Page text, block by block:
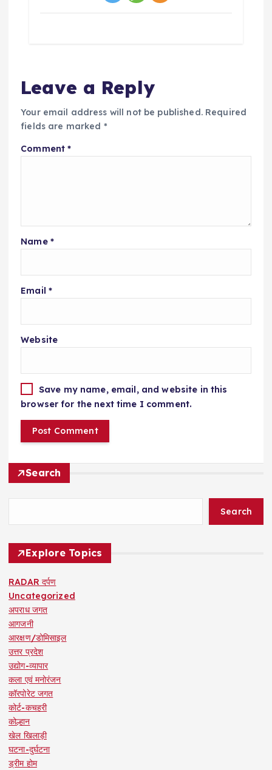
Leave a Reply
Your email address will not be published. Required
fields are marked *
Comment*
Name *
Email *
Website
Save my name, email, and website in this
browser for the next time I comment.
Search
Search
Explore Topics
RADAR दर्पण
Uncategorized
अपराध जगत
आगजनी
आरक्षण/डोमिसाइल
उत्तर प्रदेश
उद्योग-व्यापार
कला एवं मनोरंजन
कॉरपोरेट जगत
कोर्ट-कचहरी
कोल्हान
खेल खिलाड़ी
घटना-दुर्घटना
ड्रीम होम